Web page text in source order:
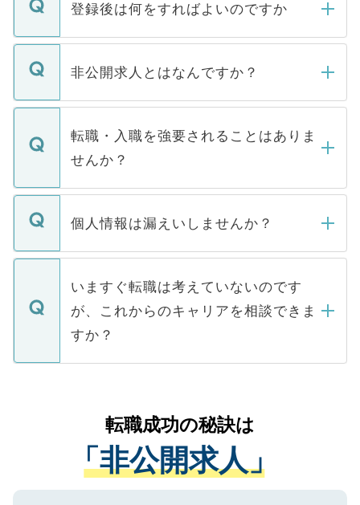
登録後は何をすればよいのですか
ご登録いただきましたら、弊社担当者がご
登録内容を確認し、その後メールもしくは
ます。通常、5営業日以内にはご連絡をせて
いただきますので、しばらくお待ちくださ
非公開求人とはなんですか？
マイナビDOCTORで取り扱っている求人の
うち約3割は、Webサイトからご覧いただ
けない「非公開求人」です。非公開求人は
下記の理由によって、一般には公開してい
ません。
■応募殺到を避けるため 人気のある医療機
関を公にしてしまうと、応募が殺到する場
に、医療機関が求める条件に合った人材の
みを人材紹介会社に依頼するケースが増え
ています。
転職・入職を強要されることはありま
せんか？
転職・入職を強要することは一切ありませ
ん。また、仮に応募先から内定をいただい
定を承諾する必要はありません。内定先へ
の辞退の連絡はキャリアパートナーが行い
個人情報は漏えいしませんか？
個人情報が漏えいすることはありませんの
で、ご安心ください。当サイトからの登録
などで収集したご登録者様の個人情報は、
ご本人のキャリアアップおよび転職活動の
支援を目的に使用いたします。お預かりし
ているすべての個人データはご本人の許可
は、個人情報の取り扱いについての厳密な
管理基準を満たした事業者のみに付与され
る、プライバシーマークを取得済みです。
いますぐ転職は考えていないのです
が、これからのキャリアを相談できま
すか？
かがいして、現在の医療機関の状況や紹介
経験をまじえながら、適切なアドバイスを
させていただきます。すぐにご転職をされ
ない方には、長期的なサポートが可能です
ので、まずはご登録ください。
転職成功の秘訣は
「非公開求人」